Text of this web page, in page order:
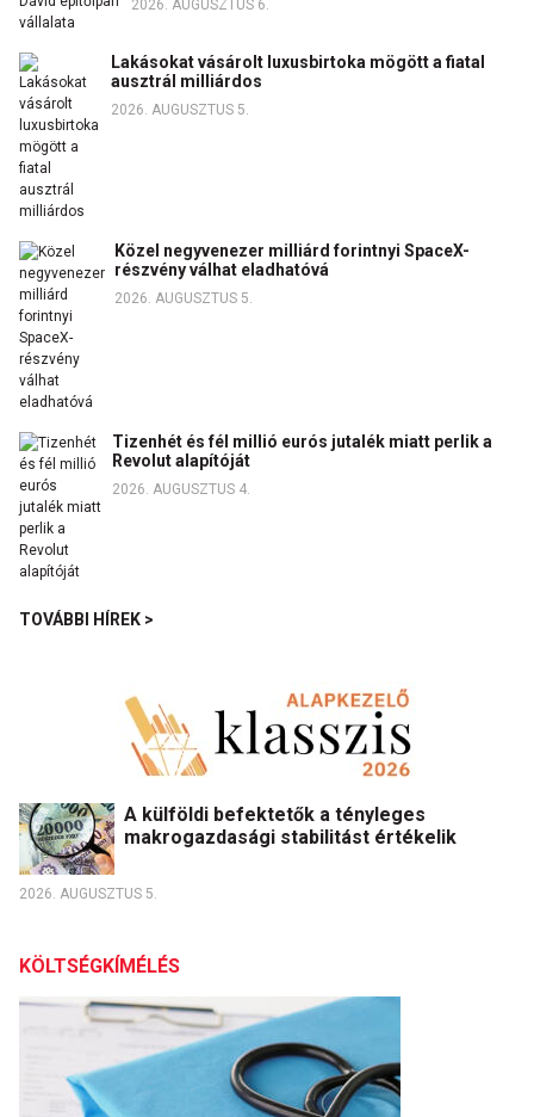
2026. AUGUSZTUS 6.
Lakásokat vásárolt luxusbirtoka mögött a fiatal
ausztrál milliárdos
2026. AUGUSZTUS 5.
Közel negyvenezer milliárd forintnyi SpaceX-
részvény válhat eladhatóvá
2026. AUGUSZTUS 5.
Tizenhét és fél millió eurós jutalék miatt perlik a
Revolut alapítóját
2026. AUGUSZTUS 4.
TOVÁBBI HÍREK >
A külföldi befektetők a tényleges
makrogazdasági stabilitást értékelik
2026. AUGUSZTUS 5.
KÖLTSÉGKÍMÉLÉS